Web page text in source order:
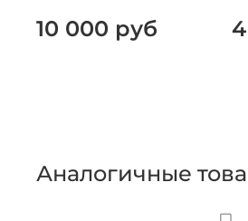
10 000 руб
Аналогичные